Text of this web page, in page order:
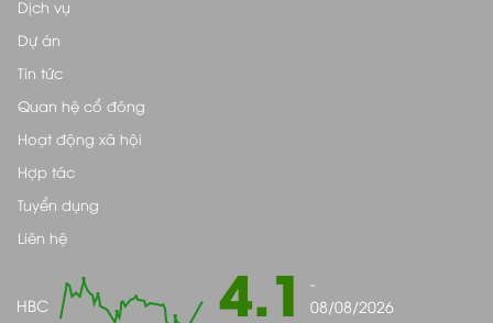
Dịch vụ
Dự án
Tin tức
Quan hệ cổ đông
Hoạt động xã hội
Hợp tác
Tuyển dụng
Liên hệ
HBC 4.1
-
08/08/2026